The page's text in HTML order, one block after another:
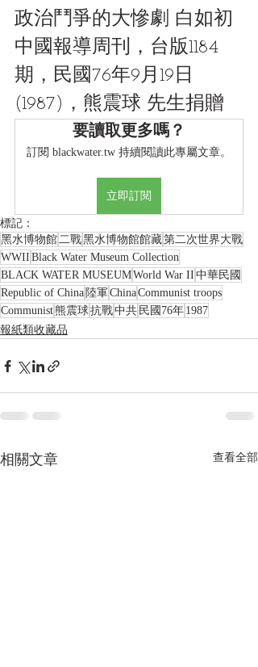
政治鬥爭的大慘劇 白如初
中國報導周刊，台版1184
期，民國76年9月19日
(1987)，熊震球 先生捐贈
要讀取更多嗎？
訂閱 blackwater.tw 持續閱讀此專屬文章。
立即訂閱
標記：
黑水博物館二戰黑水博物館館藏第二次世界大戰
WWII Black Water Museum Collection
BLACK WATER MUSEUMWorld War II 中華民國
Republic of China 陸軍ChinaCommunist troops
Communist熊震球抗戰中共 民國76年 1987
報紙類收藏品
相關文章 查看全部